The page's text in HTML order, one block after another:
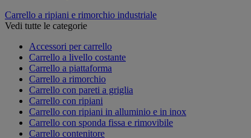
Carrello a ripiani e rimorchio industriale
Vedi tutte le categorie
Accessori per carrello
Carrello a livello costante
Carrello a piattaforma
Carrello a rimorchio
Carrello con pareti a griglia
Carrello con ripiani
Carrello con ripiani in alluminio e in inox
Carrello con sponda fissa e rimovibile
Carrello contenitore